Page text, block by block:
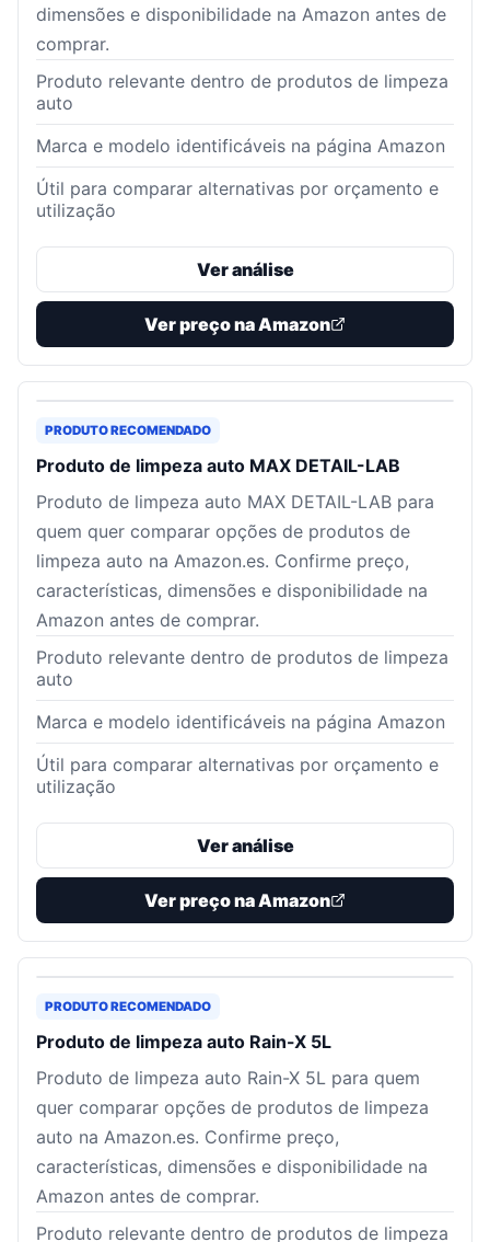
dimensões e disponibilidade na Amazon antes de
comprar.
Produto relevante dentro de produtos de limpeza
auto
Marca e modelo identificáveis na página Amazon
Útil para comparar alternativas por orçamento e
utilização
Ver análise
Ver preço na Amazon
PRODUTO RECOMENDADO
Produto de limpeza auto MAX DETAIL-LAB
Produto de limpeza auto MAX DETAIL-LAB para
quem quer comparar opções de produtos de
limpeza auto na Amazon.es. Confirme preço,
características, dimensões e disponibilidade na
Amazon antes de comprar.
Produto relevante dentro de produtos de limpeza
auto
Marca e modelo identificáveis na página Amazon
Útil para comparar alternativas por orçamento e
utilização
Ver análise
Ver preço na Amazon
PRODUTO RECOMENDADO
Produto de limpeza auto Rain-X 5L
Produto de limpeza auto Rain-X 5L para quem
quer comparar opções de produtos de limpeza
auto na Amazon.es. Confirme preço,
características, dimensões e disponibilidade na
Amazon antes de comprar.
Produto relevante dentro de produtos de limpeza